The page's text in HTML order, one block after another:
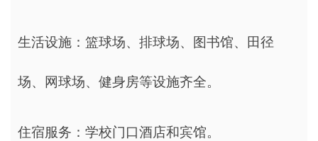
生活设施：篮球场、排球场、图书馆、田径
场、网球场、健身房等设施齐全。
住宿服务：学校门口酒店和宾馆。